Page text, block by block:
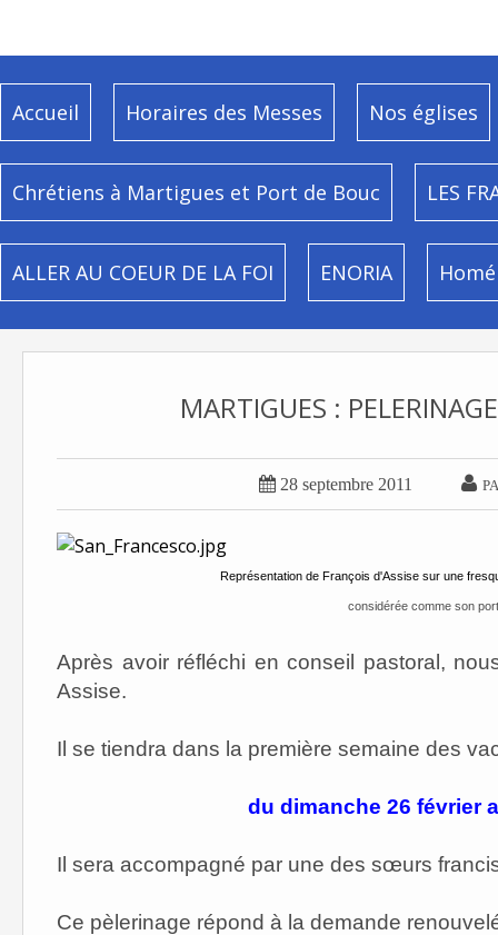
Accueil Horaires des Messes Nos églises
Chrétiens à Martigues et Port de Bouc LES
ALLER AU COEUR DE LA FOI ENORIA
MARTIGUES :
 28 septembre 2011 
Représentation de François d'Assise sur une
considérée comme son
Après avoir réfléchi en conseil pastoral,
Assise.
Il se tiendra dans la première semaine des
du dimanche 26 février
Il sera accompagné par une des sœurs
Ce pèlerinage répond à la demande